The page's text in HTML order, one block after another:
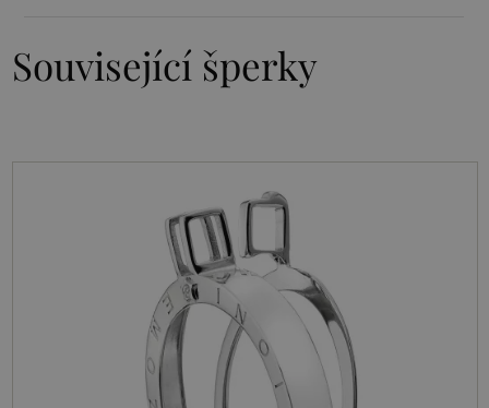
Související šperky